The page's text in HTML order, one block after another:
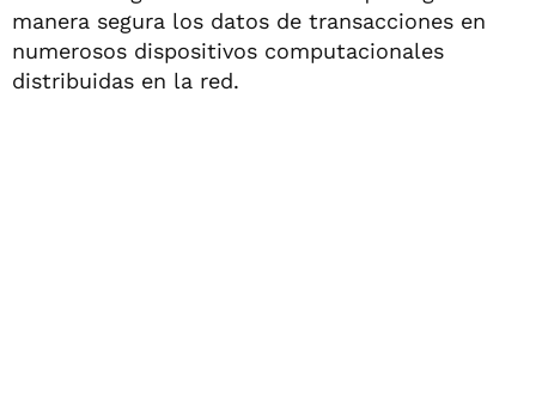
manera segura los datos de transacciones en
numerosos dispositivos computacionales
distribuidas en la red.